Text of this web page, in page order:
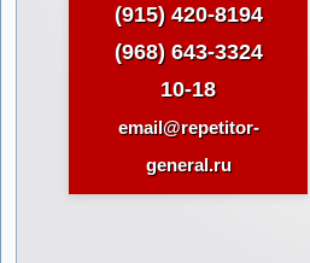
(915) 420-8194
(968) 643-3324
10-18
email@repetitor-
general.ru